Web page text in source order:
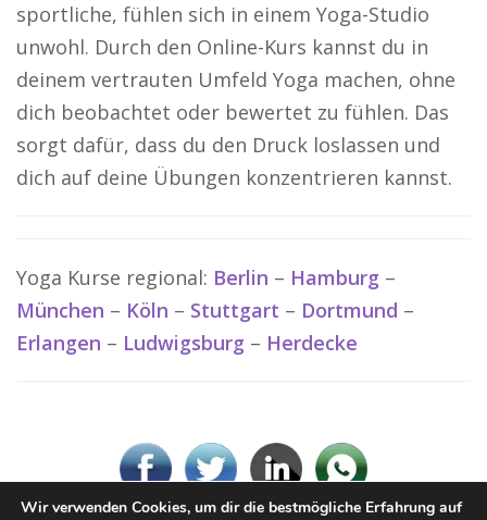
sportliche, fühlen sich in einem Yoga-Studio
unwohl. Durch den Online-Kurs kannst du in
deinem vertrauten Umfeld Yoga machen, ohne
dich beobachtet oder bewertet zu fühlen. Das
sorgt dafür, dass du den Druck loslassen und
dich auf deine Übungen konzentrieren kannst.
Yoga Kurse regional: Berlin – Hamburg –
München – Köln – Stuttgart – Dortmund –
Erlangen – Ludwigsburg – Herdecke
Wir verwenden Cookies, um dir die bestmögliche Erfahrung auf